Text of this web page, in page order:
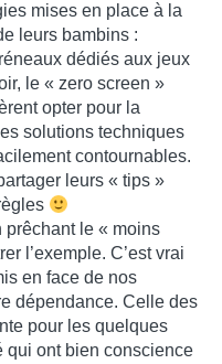
mises en place à la
leurs bambins :
dédiés aux jeux
le « zero screen »
opter pour la
solutions techniques
contournables.
leurs « tips »
prêchant le « moins
l’exemple. C’est vrai
en face de nos
dépendance. Celle des
pour les quelques
qui ont bien conscience